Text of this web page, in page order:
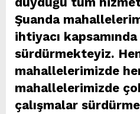
Şuanda
ihtiyacı
sürdürmekteyiz.
mahallelerimizde
mahallelerimizde
çalışmalar